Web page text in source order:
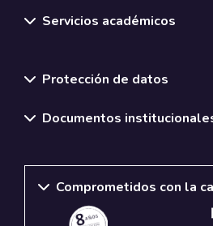
Servicios académicos
Protección de datos
Documentos
Comprometidos con la